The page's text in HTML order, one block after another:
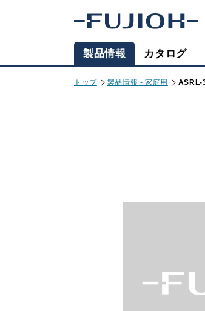
製品情報 カタログ
トップ 製品情報 - 家庭用 ASRL-